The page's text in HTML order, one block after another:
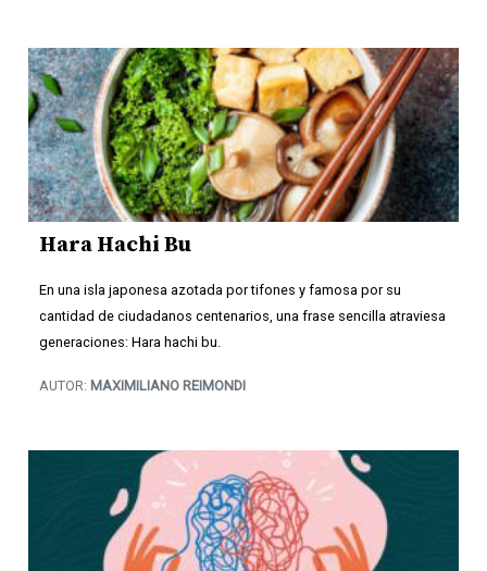
Hara Hachi Bu
En una isla japonesa azotada por tifones y famosa por su
cantidad de ciudadanos centenarios, una frase sencilla atraviesa
generaciones: Hara hachi bu.
AUTOR: MAXIMILIANO REIMONDI